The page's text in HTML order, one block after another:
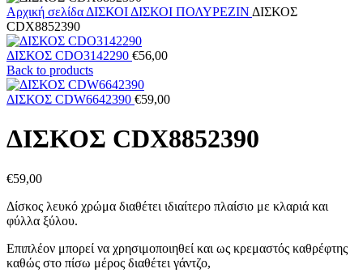
Αρχική σελίδα ΔΙΣΚΟΙ ΔΙΣΚΟΙ ΠΟΛΥΡΕΖΙΝ ΔΙΣΚΟΣ
CDX8852390
ΔΙΣΚΟΣ CDO3142290 €56,00
Back to products
ΔΙΣΚΟΣ CDW6642390 €59,00
ΔΙΣΚΟΣ CDX8852390
€59,00
Δίσκος λευκό χρώμα διαθέτει ιδιαίτερο πλαίσιο με κλαριά και
φύλλα ξύλου.
Επιπλέον μπορεί να χρησιμοποιηθεί και ως κρεμαστός καθρέφτης
καθώς στο πίσω μέρος διαθέτει γάντζο,